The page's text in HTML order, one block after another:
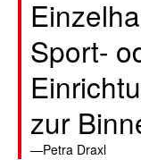
Sport-
zur
Petra Draxl